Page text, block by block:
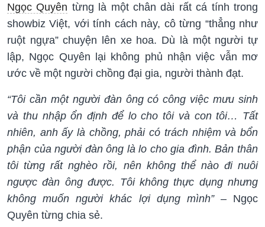
Ngọc Quyên từng là một chân dài rất cá tính trong
showbiz Việt, với tính cách này, cô từng “thẳng như
ruột ngựa” chuyện lên xe hoa. Dù là một người tự
lập, Ngọc Quyên lại không phủ nhận việc vẫn mơ
ước về một người chồng đại gia, người thành đạt.
“Tôi cần một người đàn ông có công việc mưu sinh
và thu nhập ổn định để lo cho tôi và con tôi… Tất
nhiên, anh ấy là chồng, phải có trách nhiệm và bổn
phận của người đàn ông là lo cho gia đình. Bản thân
tôi từng rất nghèo rồi, nên không thể nào đi nuôi
ngược đàn ông được. Tôi không thực dụng nhưng
không muốn người khác lợi dụng mình”– Ngọc
Quyên từng chia sẻ.